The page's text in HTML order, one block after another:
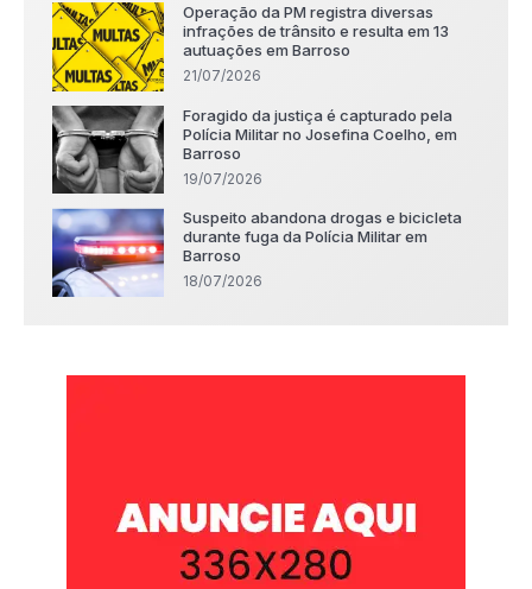
Operação da PM registra diversas
infrações de trânsito e resulta em 13
autuações em Barroso
21/07/2026
Foragido da justiça é capturado pela
Polícia Militar no Josefina Coelho, em
Barroso
19/07/2026
Suspeito abandona drogas e bicicleta
durante fuga da Polícia Militar em
Barroso
18/07/2026